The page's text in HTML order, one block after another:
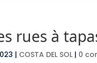
rues à
| COSTA DEL SOL | 0